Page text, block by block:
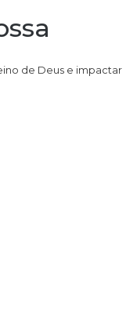
de Deus e impactar